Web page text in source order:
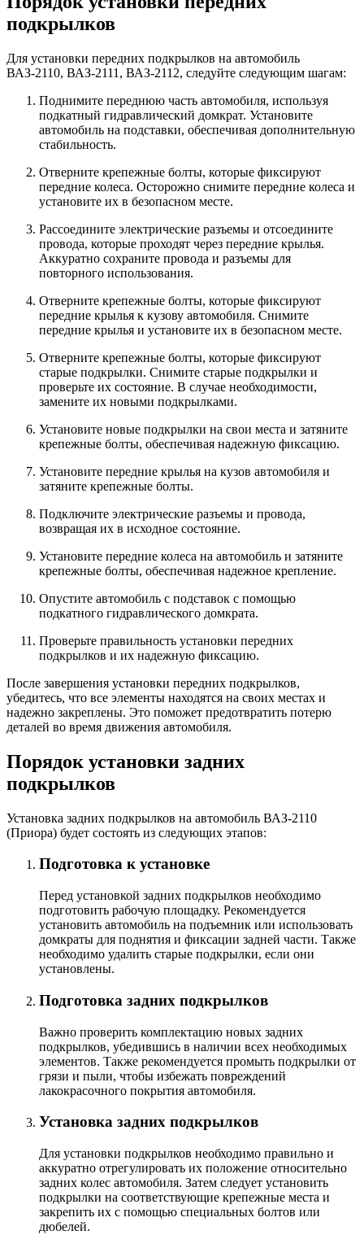
подкрылков
Для установки передних подкрылков на автомобиль
ВАЗ-2110, ВАЗ-2111, ВАЗ-2112, следуйте следующим шагам:
Поднимите переднюю часть автомобиля, используя
подкатный гидравлический домкрат. Установите
автомобиль на подставки, обеспечивая дополнительную
стабильность.
Отверните крепежные болты, которые фиксируют
передние колеса. Осторожно снимите передние колеса и
установите их в безопасном месте.
Рассоедините электрические разъемы и отсоедините
провода, которые проходят через передние крылья.
Аккуратно сохраните провода и разъемы для
повторного использования.
Отверните крепежные болты, которые фиксируют
передние крылья к кузову автомобиля. Снимите
передние крылья и установите их в безопасном месте.
Отверните крепежные болты, которые фиксируют
старые подкрылки. Снимите старые подкрылки и
проверьте их состояние. В случае необходимости,
замените их новыми подкрылками.
Установите новые подкрылки на свои места и затяните
крепежные болты, обеспечивая надежную фиксацию.
Установите передние крылья на кузов автомобиля и
затяните крепежные болты.
Подключите электрические разъемы и провода,
возвращая их в исходное состояние.
Установите передние колеса на автомобиль и затяните
крепежные болты, обеспечивая надежное крепление.
Опустите автомобиль с подставок с помощью
подкатного гидравлического домкрата.
Проверьте правильность установки передних
подкрылков и их надежную фиксацию.
После завершения установки передних подкрылков,
убедитесь, что все элементы находятся на своих местах и
надежно закреплены. Это поможет предотвратить потерю
деталей во время движения автомобиля.
Порядок установки задних
подкрылков
Установка задних подкрылков на автомобиль ВАЗ-2110
(Приора) будет состоять из следующих этапов:
Подготовка к установке
Перед установкой задних подкрылков необходимо
подготовить рабочую площадку. Рекомендуется
установить автомобиль на подъемник или использовать
домкраты для поднятия и фиксации задней части. Также
необходимо удалить старые подкрылки, если они
установлены.
Подготовка задних подкрылков
Важно проверить комплектацию новых задних
подкрылков, убедившись в наличии всех необходимых
элементов. Также рекомендуется промыть подкрылки от
грязи и пыли, чтобы избежать повреждений
лакокрасочного покрытия автомобиля.
Установка задних подкрылков
Для установки подкрылков необходимо правильно и
аккуратно отрегулировать их положение относительно
задних колес автомобиля. Затем следует установить
подкрылки на соответствующие крепежные места и
закрепить их с помощью специальных болтов или
дюбелей.